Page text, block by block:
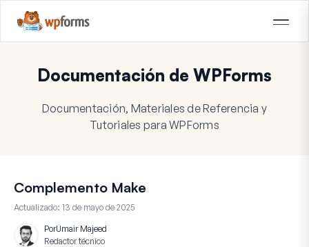
Documentación de WPForms
Documentación, Materiales de Referencia y
Tutoriales para WPForms
Complemento Make
Actualizado: 13 de mayo de 2025
PorUmair Majeed
Redactor técnico